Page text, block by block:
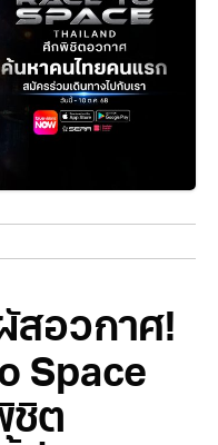
สอวกาศ!
Space
ชิต